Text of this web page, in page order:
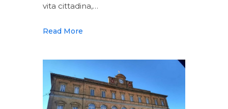
vita cittadina,…
Read More